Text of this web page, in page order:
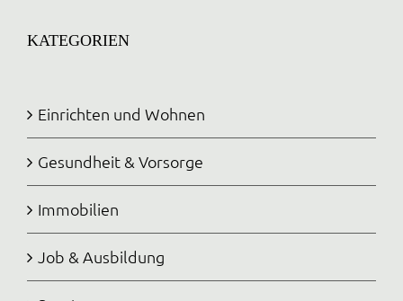
KATEGORIEN
Einrichten und Wohnen
Gesundheit & Vorsorge
Immobilien
Job & Ausbildung